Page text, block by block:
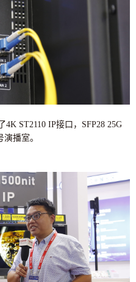
ST2110 IP接口，SFP28 25G
播室。